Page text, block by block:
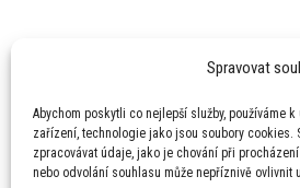
Spravovat
Abychom poskytli co nejlepší služby, používáme
zařízení, technologie jako jsou soubory cookies.
zpracovávat údaje, jako je chování při
nebo odvolání souhlasu může nepříznivě ovlivnit